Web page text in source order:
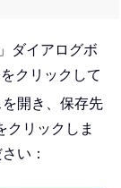
ダイアログボ
クリックして
開き、保存先
クリックしま
い：